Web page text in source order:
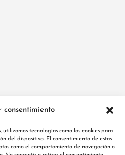
consentimiento
utilizamos tecnologías como las cookies para
del dispositivo. El consentimiento de estas
como el comportamiento de navegación o
acceso a ofertas exclusivas y
un
10% de descuento en tu